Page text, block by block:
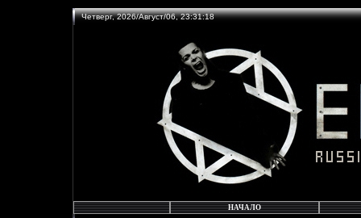
Четверг, 2026/Август/06, 23:31:18
НАЧАЛО